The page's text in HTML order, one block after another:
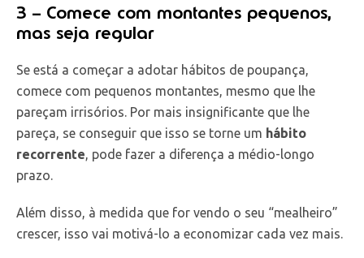
3 – Comece com montantes pequenos,
mas seja regular
Se está a começar a adotar hábitos de poupança,
comece com pequenos montantes, mesmo que lhe
pareçam irrisórios. Por mais insignificante que lhe
pareça, se conseguir que isso se torne um hábito
recorrente , pode fazer a diferença a médio-longo
prazo.
Além disso, à medida que for vendo o seu “mealheiro”
crescer, isso vai motivá-lo a economizar cada vez mais.